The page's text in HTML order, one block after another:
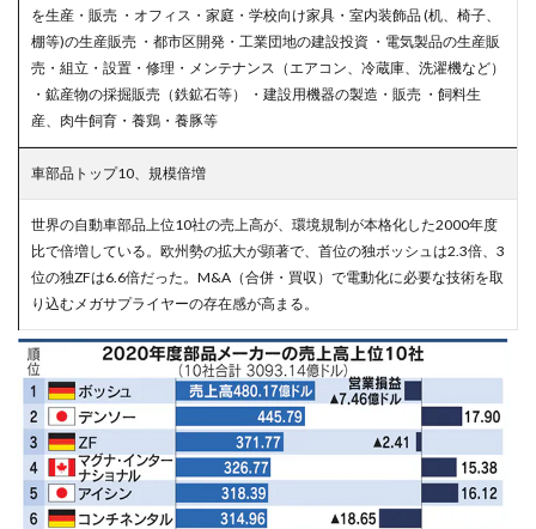
を生産・販売 ・オフィス・家庭・学校向け家具・室内装飾品 (机、椅子、
棚等)の生産販売 ・都市区開発・工業団地の建設投資 ・電気製品の生産販
売・組立・設置・修理・メンテナンス（エアコン、冷蔵庫、洗濯機など）
・鉱産物の採掘販売（鉄鉱石等） ・建設用機器の製造・販売 ・飼料生
産、肉牛飼育・養鶏・養豚等
車部品トップ10、規模倍増
世界の自動車部品上位10社の売上高が、環境規制が本格化した2000年度
比で倍増している。欧州勢の拡大が顕著で、首位の独ボッシュは2.3倍、3
位の独ZFは6.6倍だった。M&A（合併・買収）で電動化に必要な技術を取
り込むメガサプライヤーの存在感が高まる。